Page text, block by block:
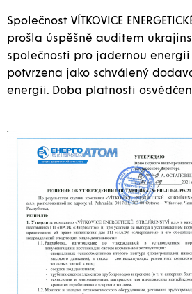
Společnost VÍTKOVICE
prošla úspěšně auditem
společnosti pro jadernou
potvrzena jako schválený
energii. Doba platnosti